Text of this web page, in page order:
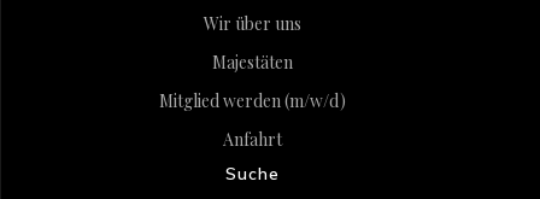
Wir über uns
Majestäten
Mitglied werden (m/w/d)
Anfahrt
Suche